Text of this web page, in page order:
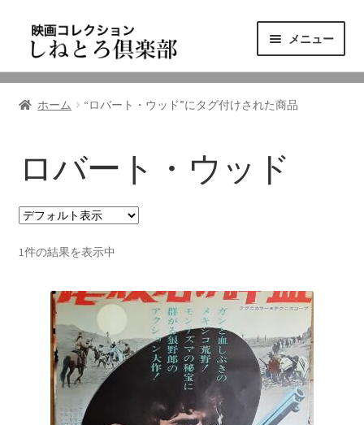
ゲ
シ
キ
プ
テ
ツ
プ
メニュー
ニュース
東三河の映画館
しねとろ倶楽部について
リンクの旅
ホーム “ロバート・ウッド”にタグ付けされた商品
ロバート・ウッド
1件の結果を表示中